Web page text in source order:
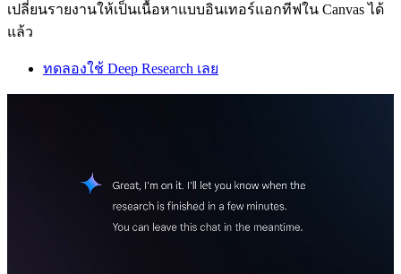
เปลี่ยนรายงานให้เป็นเนื้อหาแบบอินเทอร์แอกทีฟใน Canvas ได้
แล้ว
ทดลองใช้ Deep Research เลย